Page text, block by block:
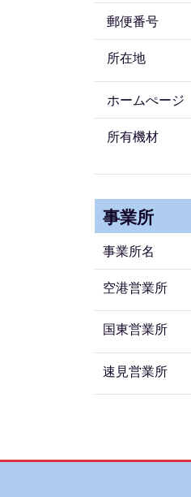
郵便番号
所在地
ホームぺージ
所有機材
事業所
事業所名
空港営業所
国東営業所
速見営業所